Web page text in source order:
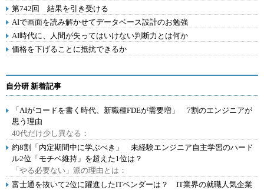
第742回 結果を引き受ける
AIで画面を読み解かせてデータベース設計のお勉強
AI時代に、人間が失ってはいけない判断力とは何か
価格を下げることに抵抗できるか
自分研 新着記事
「AIがコードを書く時代、新職種FDEが需要増」 7割のエンジニアが
思う理由
40代だけ少し異なる：
約8割「内定期間中に学ぶべき」 未経験エンジニア自主学習のハード
ル2位「モチベ維持」を超えた1位は？
「やる必要ない」派の理由とは：
富士通を抜いて2位に躍進したITベンダーは？ IT業界の就職人気企業